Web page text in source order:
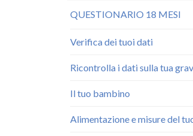
QUESTIONARIO 18 MESI
Verifica dei tuoi dati
Ricontrolla i dati sulla tua
Il tuo bambino
Alimentazione e misure del